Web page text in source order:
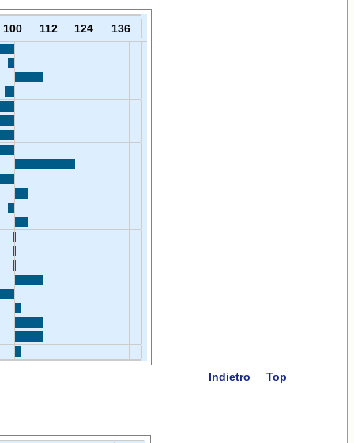
100 112 124 136
Indietro Top